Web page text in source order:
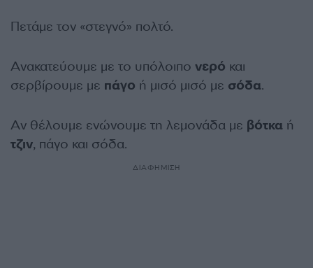
Πετάμε τον «στεγνό» πολτό.
Ανακατεύουμε με το υπόλοιπο νερό και
σερβίρουμε με πάγο ή μισό μισό με σόδα.
Αν θέλουμε ενώνουμε τη λεμονάδα με βότκα ή
τζιν, πάγο και σόδα.
ΔΙΑΦΗΜΙΣΗ